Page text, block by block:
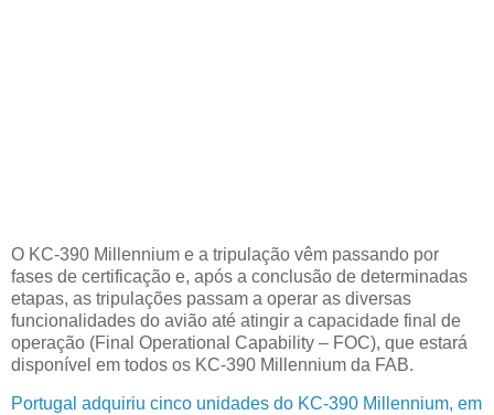
O KC-390 Millennium e a tripulação vêm passando por
fases de certificação e, após a conclusão de determinadas
etapas, as tripulações passam a operar as diversas
funcionalidades do avião até atingir a capacidade final de
operação (Final Operational Capability – FOC), que estará
disponível em todos os KC-390 Millennium da FAB.
Portugal adquiriu cinco unidades do KC-390 Millennium, em